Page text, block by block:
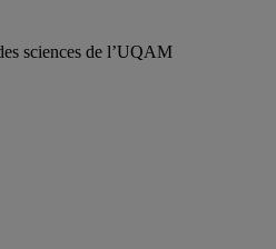
sciences de l’UQAM